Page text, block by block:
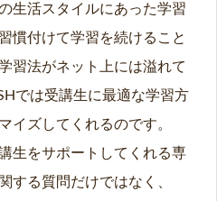
生活スタイルにあった学習
慣付けて学習を続けること
習法がネット上には溢れて
では受講生に最適な学習方
イズしてくれるのです。
生をサポートしてくれる専
する質問だけではなく、